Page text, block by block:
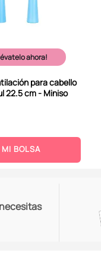
ahora!
para cabello
22.5 cm - Miniso
MI BOLSA